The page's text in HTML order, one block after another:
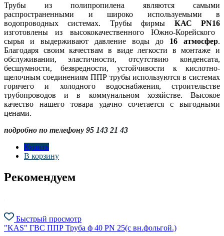
Трубы из полипропилена являются самыми
распространенными и широко используемыми в
водопроводных системах. Трубы фирмы КАСPN16
изготовлены из высококачественного Южно-Корейского
сырья и выдерживают давление воды до 16 атмосфер.
Благодаря своим качествам в виде легкости в монтаже и
обслуживании, эластичности, отсутствию конденсата,
бесшумности, безвредности, устойчивости к кислотно-
щелочным соединениям ППР трубы используются в системах
горячего и холодного водоснабжения, строительстве
трубопроводов и в коммунальном хозяйстве. Высокое
качество нашего товара удачно сочетается с выгодными
ценами.
подробно по телефону 95 143 21 43
Купить
В корзину
Рекомендуем
Быстрый просмотр
"KAS" ГВС ППР Труба ф 40 PN 25(с вн.фольгой.)